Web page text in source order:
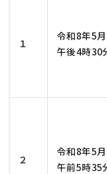
１
令和8年5
午後4時30
２
令和8年5
午前5時35